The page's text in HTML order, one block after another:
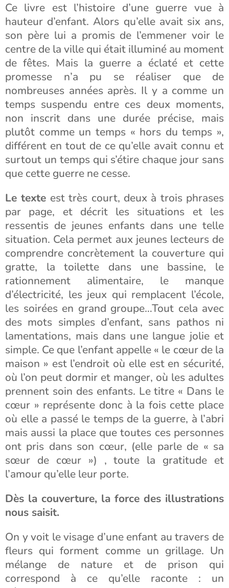
Ce livre est l’histoire d’une guerre vue à
hauteur d’enfant. Alors qu’elle avait six ans,
son père lui a promis de l’emmener voir le
centre de la ville qui était illuminé au moment
de fêtes. Mais la guerre a éclaté et cette
promesse n’a pu se réaliser que de
nombreuses années après. Il y a comme un
temps suspendu entre ces deux moments,
non inscrit dans une durée précise, mais
plutôt comme un temps « hors du temps »,
différent en tout de ce qu’elle avait connu et
surtout un temps qui s’étire chaque jour sans
que cette guerre ne cesse.
Le texte est très court, deux à trois phrases
par page, et décrit les situations et les
ressentis de jeunes enfants dans une telle
situation. Cela permet aux jeunes lecteurs de
comprendre concrètement la couverture qui
gratte, la toilette dans une bassine, le
rationnement alimentaire, le manque
d’électricité, les jeux qui remplacent l’école,
les soirées en grand groupe…Tout cela avec
des mots simples d’enfant, sans pathos ni
lamentations, mais dans une langue jolie et
simple. Ce que l’enfant appelle « le cœur de la
maison » est l’endroit où elle est en sécurité,
où l’on peut dormir et manger, où les adultes
prennent soin des enfants. Le titre « Dans le
cœur » représente donc à la fois cette place
où elle a passé le temps de la guerre, à l’abri
mais aussi la place que toutes ces personnes
ont pris dans son cœur, (elle parle de « sa
sœur de cœur ») , toute la gratitude et
l’amour qu’elle leur porte.
Dès la couverture, la force des illustrations
nous saisit.
On y voit le visage d’une enfant au travers de
fleurs qui forment comme un grillage. Un
mélange de nature et de prison qui
correspond à ce qu’elle raconte : un